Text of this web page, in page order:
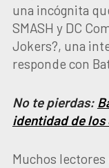
una incógnita
SMASH y DC
Jokers?, una
responde con
No te pierdas:
identidad de los
Muchos lectores